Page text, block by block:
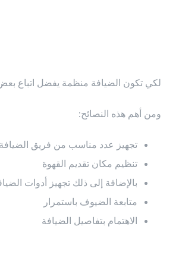
لكي تكون الضيافة منظمة يفضل اتباع
ومن أهم هذه النصائح:
تجهيز عدد مناسب من فريق الضيافة
تنظيم مكان تقديم القهوة
بالإضافة إلى ذلك تجهيز أدوات
متابعة الضيوف باستمرار
الاهتمام بتفاصيل الضيافة